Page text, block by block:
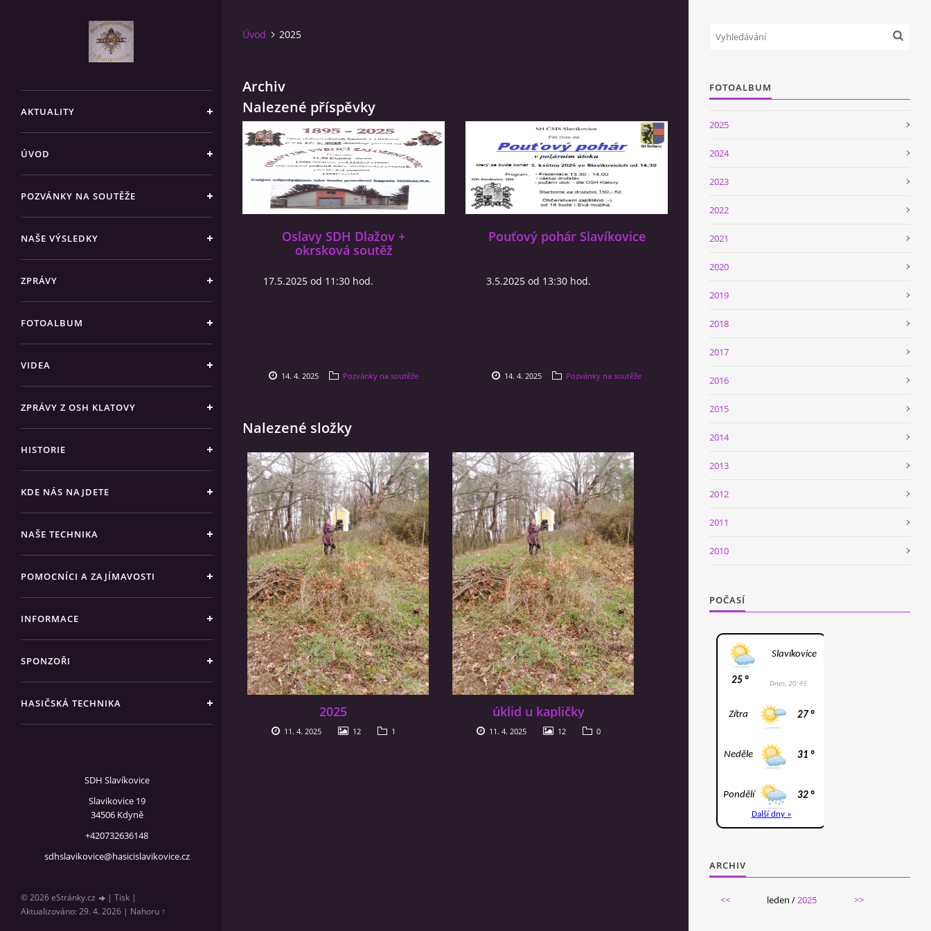
AKTUALITY
ÚVOD
POZVÁNKY NA SOUTĚŽE
NAŠE VÝSLEDKY
ZPRÁVY
FOTOALBUM
VIDEA
ZPRÁVY Z OSH KLATOVY
HISTORIE
KDE NÁS NAJDETE
NAŠE TECHNIKA
POMOCNÍCI A ZAJÍMAVOSTI
INFORMACE
SPONZOŘI
HASIČSKÁ TECHNIKA
SDH Slavíkovice
Slavikovice 19
34506 Kdyně
+420732636148
sdhslavikovice@hasicislavikovice.cz
© 2026 eStránky.cz | Tisk |
Aktualizováno: 29. 4. 2026 | Nahoru ↑
Úvod 2025
Archiv
Nalezené příspěvky
Oslavy SDH Dlažov +
okrsková soutěž
17.5.2025 od 11:30 hod.
14. 4. 2025 Pozvánky na soutěže
Pouťový pohár Slavíkovice
3.5.2025 od 13:30 hod.
14. 4. 2025 Pozvánky na soutěže
Nalezené složky
2025
11. 4. 2025 12 1
úklid u kapličky
11. 4. 2025 12 0
FOTOALBUM
2025
2024
2023
2022
2021
2020
2019
2018
2017
2016
2015
2014
2013
2012
2011
2010
POČASÍ
ARCHIV
<< leden /2025 >>